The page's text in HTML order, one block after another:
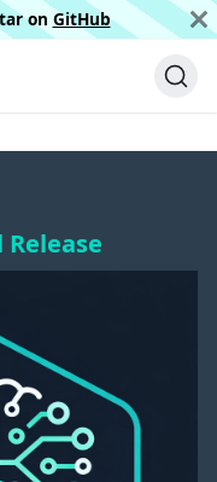
on GitHub
Release